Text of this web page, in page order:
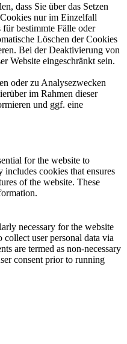
dass Sie über das Setzen
nur im Einzelfall
bestimmte Fälle oder
Löschen der Cookies
Bei der Deaktivierung von
Website eingeschränkt sein.
oder zu Analysezwecken
im Rahmen dieser
und ggf. eine
for the website to
cookies that ensures
of the website. These
necessary for the website
user personal data via
are termed as non-necessary
consent prior to running